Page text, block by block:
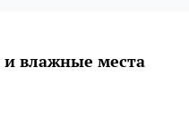
влажные места